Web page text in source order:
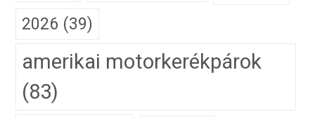
2026 (39)
amerikai motorkerékpárok
(83)